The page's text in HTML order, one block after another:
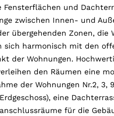
Fensterflächen und
zwischen Innen- und
übergehenden Zonen,
sich harmonisch mit den
der Wohnungen.
den Räumen eine
der Wohnungen Nr.2,
eine
für die